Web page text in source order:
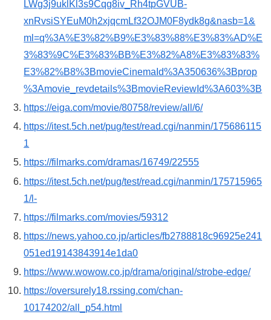
LWg3j9uklKl3s9Cqg8iv_Rh4tpGVUB-
xnRvsiSYEuM0h2xjqcmLf32OJM0F8ydk8g&nasb=1&
ml=q%3A%E3%82%B9%E3%83%88%E3%83%AD%E
3%83%9C%E3%83%BB%E3%82%A8%E3%83%83%
E3%82%B8%3BmovieCinemaId%3A350636%3Bprop
%3Amovie_revdetails%3BmovieReviewId%3A603%3B
https://eiga.com/movie/80758/review/all/6/
https://itest.5ch.net/pug/test/read.cgi/nanmin/175686115
1
https://filmarks.com/dramas/16749/22555
https://itest.5ch.net/pug/test/read.cgi/nanmin/175715965
1/l-
https://filmarks.com/movies/59312
https://news.yahoo.co.jp/articles/fb2788818c96925e241
051ed19143843914e1da0
https://www.wowow.co.jp/drama/original/strobe-edge/
https://oversurely18.rssing.com/chan-
10174202/all_p54.html